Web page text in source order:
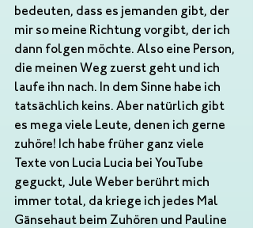
bedeuten, dass es jemanden gibt, der
mir so meine Richtung vorgibt, der ich
dann folgen möchte. Also eine Person,
die meinen Weg zuerst geht und ich
laufe ihn nach. In dem Sinne habe ich
tatsächlich keins. Aber natürlich gibt
es mega viele Leute, denen ich gerne
zuhöre! Ich habe früher ganz viele
Texte von Lucia Lucia bei YouTube
geguckt, Jule Weber berührt mich
immer total, da kriege ich jedes Mal
Gänsehaut beim Zuhören und Pauline